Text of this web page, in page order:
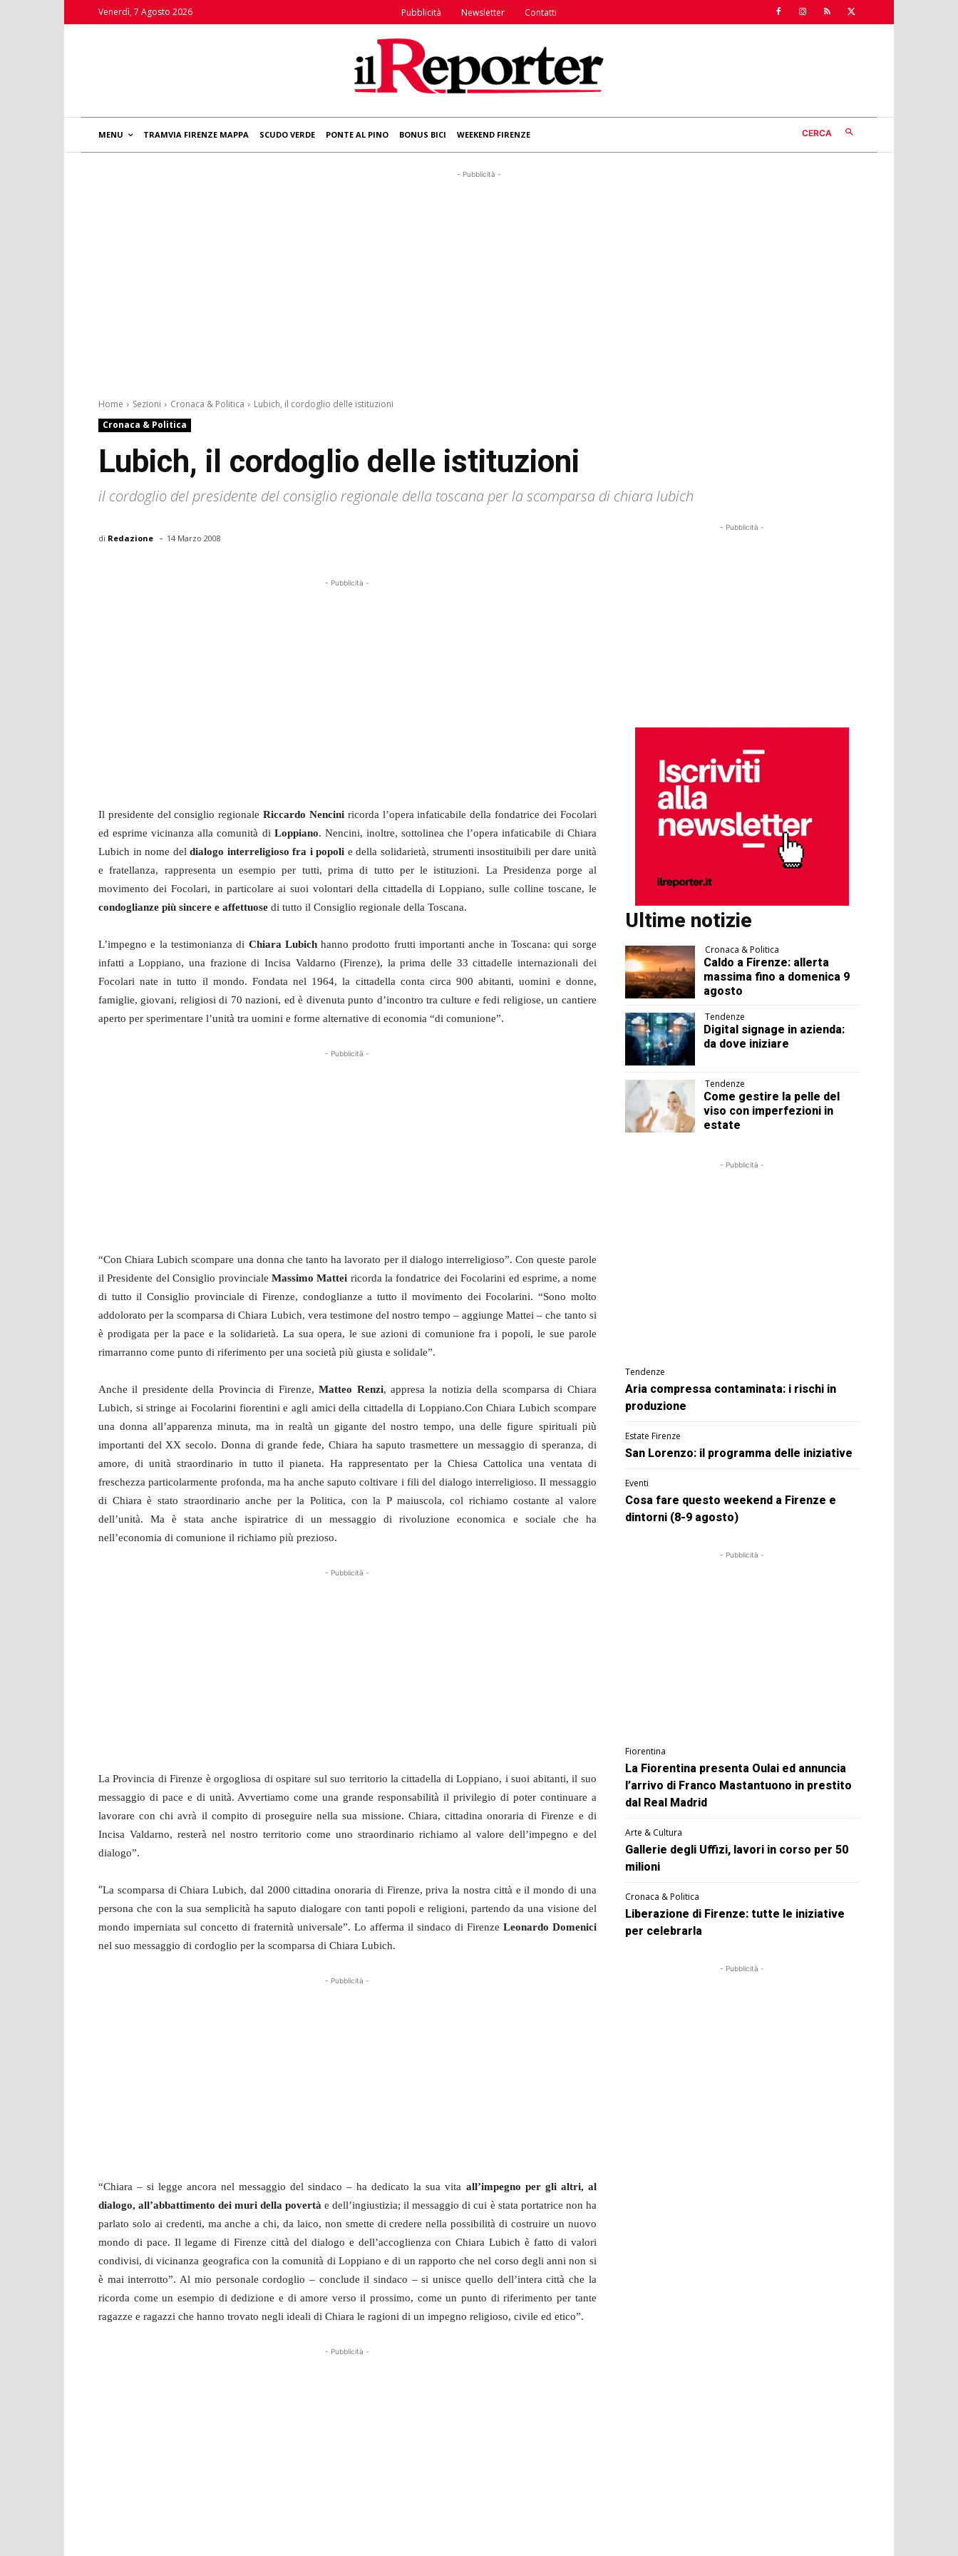
Venerdì, 7 Agosto 2026 Pubblicità Newsletter Contatti
MENU TRAMVIA FIRENZE MAPPA SCUDO VERDE PONTE AL PINO BONUS BICI WEEKEND FIRENZE CERCA
- Pubblicità -
Home Sezioni Cronaca & Politica
Lubich, il cordoglio delle istituzioni
Cronaca & Politica
Lubich, il cordoglio delle istituzioni
il cordoglio del presidente del consiglio regionale della toscana per la scomparsa di chiara lubich
di Redazione - 14 Marzo 2008
- Pubblicità -
Il presidente del consiglio regionaleRiccardo Nenciniricorda l’opera infaticabile della fondatrice dei Focolari
ed esprime vicinanza alla comunità di Loppiano. Nencini, inoltre, sottolinea che l’opera infaticabile di Chiara
Lubich in nome deldialogo interreligioso fra i popoli e della solidarietà, strumenti insostituibili per dare unità
e fratellanza, rappresenta un esempio per tutti, prima di tutto per le istituzioni. La Presidenza porge al
movimento dei Focolari, in particolare ai suoi volontari della cittadella di Loppiano, sulle colline toscane, le
condoglianze più sincere e affettuose di tutto il Consiglio regionale della Toscana.
L’impegno e la testimonianza di Chiara Lubichhanno prodotto frutti importanti anche in Toscana: qui sorge
infatti a Loppiano, una frazione di Incisa Valdarno (Firenze), la prima delle 33 cittadelle internazionali dei
Focolari nate in tutto il mondo. Fondata nel 1964, la cittadella conta circa 900 abitanti, uomini e donne,
famiglie, giovani, religiosi di 70 nazioni, ed è divenuta punto d’incontro tra culture e fedi religiose, un cantiere
aperto per sperimentare l’unità tra uomini e forme alternative di economia “di comunione”.
- Pubblicità -
“Con Chiara Lubich scompare una donna che tanto ha lavorato per il dialogo interreligioso”. Con queste parole
il Presidente del Consiglio provinciale Massimo Mattei ricorda la fondatrice dei Focolarini ed esprime, a nome
di tutto il Consiglio provinciale di Firenze, condoglianze a tutto il movimento dei Focolarini. “Sono molto
addolorato per la scomparsa di Chiara Lubich, vera testimone del nostro tempo – aggiunge Mattei – che tanto si
è prodigata per la pace e la solidarietà. La sua opera, le sue azioni di comunione fra i popoli, le sue parole
rimarranno come punto di riferimento per una società più giusta e solidale”.
Anche il presidente della Provincia di Firenze,Matteo Renzi, appresa la notizia della scomparsa di Chiara
Lubich, si stringe ai Focolarini fiorentini e agli amici della cittadella di Loppiano.Con Chiara Lubich scompare
una donna all’apparenza minuta, ma in realtà un gigante del nostro tempo, una delle figure spirituali più
importanti del XX secolo. Donna di grande fede, Chiara ha saputo trasmettere un messaggio di speranza, di
amore, di unità straordinario in tutto il pianeta. Ha rappresentato per la Chiesa Cattolica una ventata di
freschezza particolarmente profonda, ma ha anche saputo coltivare i fili del dialogo interreligioso. Il messaggio
di Chiara è stato straordinario anche per la Politica, con la P maiuscola, col richiamo costante al valore
dell’unità. Ma è stata anche ispiratrice di un messaggio di rivoluzione economica e sociale che ha
nell’economia di comunione il richiamo più prezioso.
- Pubblicità -
La Provincia di Firenze è orgogliosa di ospitare sul suo territorio la cittadella di Loppiano, i suoi abitanti, il suo
messaggio di pace e di unità. Avvertiamo come una grande responsabilità il privilegio di poter continuare a
lavorare con chi avrà il compito di proseguire nella sua missione. Chiara, cittadina onoraria di Firenze e di
Incisa Valdarno, resterà nel nostro territorio come uno straordinario richiamo al valore dell’impegno e del
dialogo”.
“La scomparsa di Chiara Lubich, dal 2000 cittadina onoraria di Firenze, priva la nostra città e il mondo di una
persona che con la sua semplicità ha saputo dialogare con tanti popoli e religioni, partendo da una visione del
mondo imperniata sul concetto di fraternità universale”. Lo afferma il sindaco di Firenze Leonardo Domenici
nel suo messaggio di cordoglio per la scomparsa di Chiara Lubich.
- Pubblicità -
“Chiara – si legge ancora nel messaggio del sindaco – ha dedicato la sua vita all’impegno per gli altri, al
dialogo, all’abbattimento dei muri della povertà e dell’ingiustizia; il messaggio di cui è stata portatrice non ha
parlato solo ai credenti, ma anche a chi, da laico, non smette di credere nella possibilità di costruire un nuovo
mondo di pace. Il legame di Firenze città del dialogo e dell’accoglienza con Chiara Lubich è fatto di valori
condivisi, di vicinanza geografica con la comunità di Loppiano e di un rapporto che nel corso degli anni non si
è mai interrotto”. Al mio personale cordoglio – conclude il sindaco – si unisce quello dell’intera città che la
ricorda come un esempio di dedizione e di amore verso il prossimo, come un punto di riferimento per tante
ragazze e ragazzi che hanno trovato negli ideali di Chiara le ragioni di un impegno religioso, civile ed etico”.
- Pubblicità -
- Pubblicità -
Ultime notizie
Cronaca & Politica
Caldo a Firenze: allerta
massima fino a domenica 9
agosto
Tendenze
Digital signage in azienda:
da dove iniziare
Tendenze
Come gestire la pelle del
viso con imperfezioni in
estate
- Pubblicità -
Tendenze
Aria compressa contaminata: i rischi in
produzione
Estate Firenze
San Lorenzo: il programma delle iniziative
Eventi
Cosa fare questo weekend a Firenze e
dintorni (8-9 agosto)
- Pubblicità -
Fiorentina
La Fiorentina presenta Oulai ed annuncia
l’arrivo di Franco Mastantuono in prestito
dal Real Madrid
Arte & Cultura
Gallerie degli Uffizi, lavori in corso per 50
milioni
Cronaca & Politica
Liberazione di Firenze: tutte le iniziative
per celebrarla
- Pubblicità -